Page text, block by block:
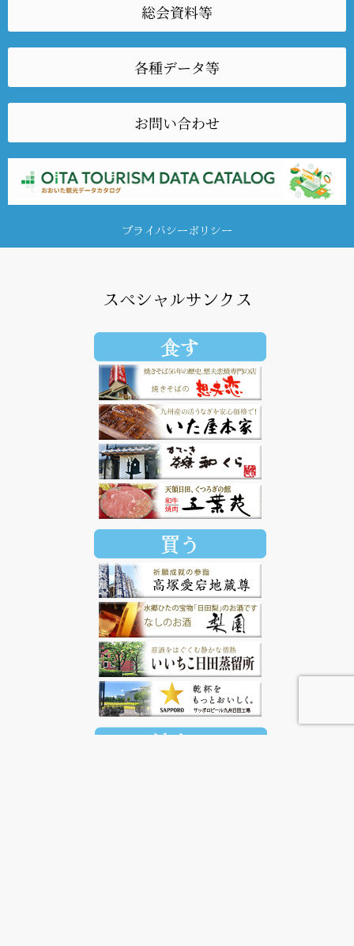
総会資料等
各種データ等
お問い合わせ
プライバシーポリシー
スペシャルサンクス